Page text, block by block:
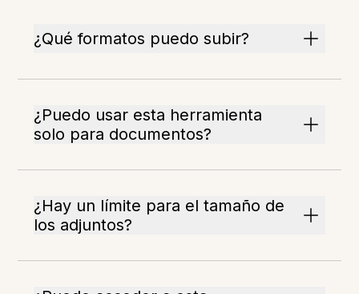
¿Qué formatos puedo subir?
¿Puedo usar esta herramienta
solo para documentos?
¿Hay un límite para el tamaño de
los adjuntos?